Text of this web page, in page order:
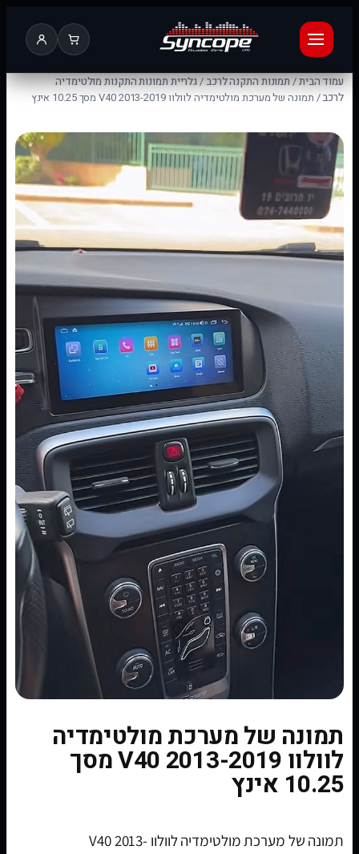
עמוד הבית/תמונות התקנה לרכב/גלריית תמונות התקנות מולטימדיה
לרכב/ תמונה של מערכת מולטימדיה לוולוו V40 2013-2019 מסך 10.25 אינץ
תמונה של מערכת מולטימדיה
לוולוו V40 2013-2019 מסך
10.25 אינץ
תמונה של מערכת מולטימדיה לוולוו V40 2013-